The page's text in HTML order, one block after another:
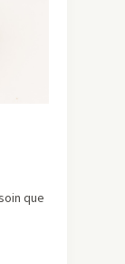
que